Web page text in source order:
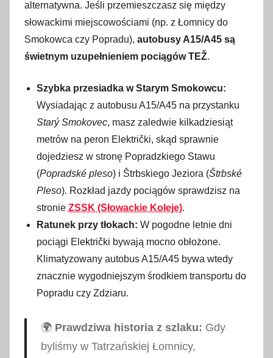
alternatywna. Jeśli przemieszczasz się między
słowackimi miejscowościami (np. z Łomnicy do
Smokowca czy Popradu), autobusy A15/A45 są
świetnym uzupełnieniem pociągów TEŽ.
Szybka przesiadka w Starym Smokowcu:
Wysiadając z autobusu A15/A45 na przystanku
Starý Smokovec, masz zaledwie kilkadziesiąt
metrów na peron Električki, skąd sprawnie
dojedziesz w stronę Popradzkiego Stawu
(Popradské pleso) i Štrbskiego Jeziora (Štrbské
Pleso). Rozkład jazdy pociągów sprawdzisz na
stronie ZSSK (Słowackie Koleje).
Ratunek przy tłokach: W pogodne letnie dni
pociągi Električki bywają mocno obłożone.
Klimatyzowany autobus A15/A45 bywa wtedy
znacznie wygodniejszym środkiem transportu do
Popradu czy Zdziaru.
🌍 Prawdziwa historia z szlaku: Gdy
byliśmy w Tatrzańskiej Łomnicy,